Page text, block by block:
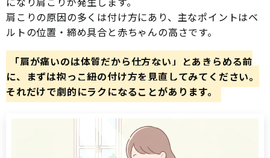
肩こりの原因の多くは付け方にあり、主なポイントはベ
ルトの位置・締め具合と赤ちゃんの高さです。
「肩が痛いのは体質だから仕方ない」とあきらめる前
に、まずは抱っこ紐の付け方を見直してみてください。
それだけで劇的にラクになることがあります。